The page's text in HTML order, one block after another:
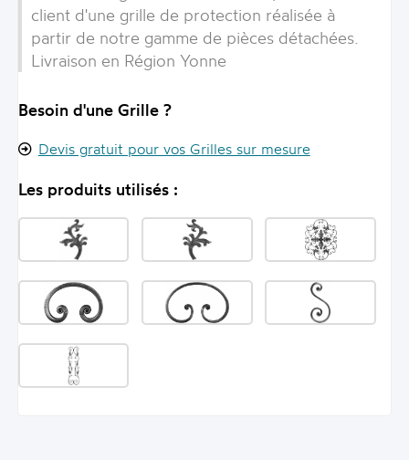
client d'une grille de protection réalisée à
partir de notre gamme de pièces détachées.
Livraison en Région Yonne
Besoin d'une Grille ?
Devis gratuit pour vos Grilles sur mesure
Les produits utilisés :